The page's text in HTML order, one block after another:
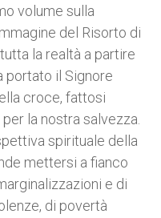
volume sulla
del Risorto di
la realtà a partire
portato il Signore
croce, fattosi
la nostra salvezza.
spirituale della
mettersi a fianco
e di
di povertà